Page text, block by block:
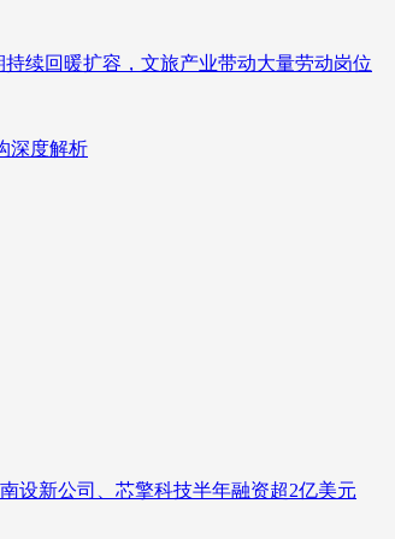
续回暖扩容，文旅产业带动大量劳动岗位
深度解析
设新公司、芯擎科技半年融资超2亿美元